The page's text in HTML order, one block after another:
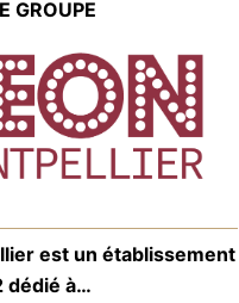
GROUPE
est un établissement
dédié à…